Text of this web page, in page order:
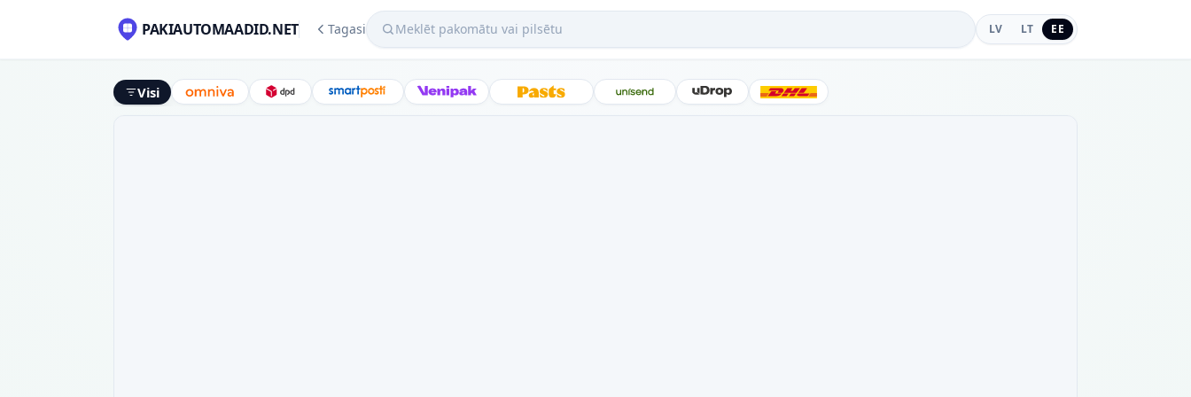
PAKIAUTOMAADID.NET TagasiMeklēt pakomātu vai pilsētu LV LT EE
Visi Omniva DPD SmartPosti Venipak Latvijas Pasts Unisend uDrop DHL